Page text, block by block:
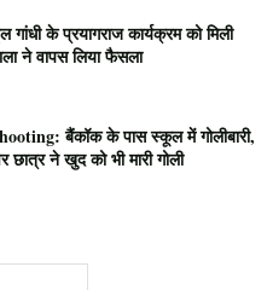
के प्रयागराज कार्यक्रम को मिली
ने वापस लिया फैसला
बैंकॉक के पास स्कूल में गोलीबारी,
छात्र ने खुद को भी मारी गोली